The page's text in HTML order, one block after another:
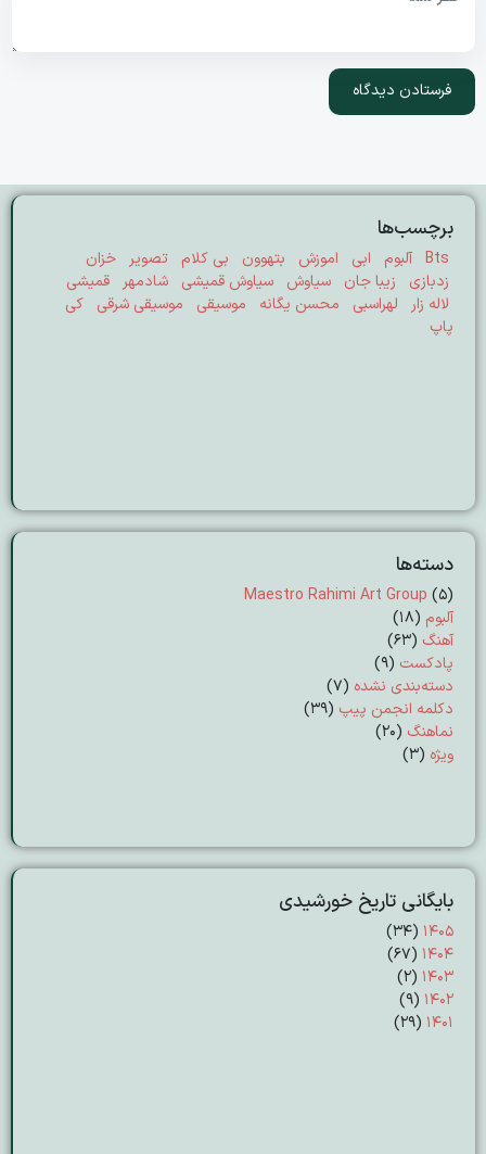
برچسب‌ها
Bts آلبوم ابی اموزش بتهوون بی کلام تصویر
خزان
زدبازی
زیبا جان سیاوش سیاوش قمیشی شادمهر
قمیشی
لاله زار
لهراسبی محسن یگانه موسیقی موسیقی شرقی
کی
پاپ
دسته‌ها
Maestro Rahimi Art Group (5)
آلبوم (18)
آهنگ (63)
پادکست (9)
دسته‌بندی نشده (7)
دکلمه انجمن پیپ (39)
نماهنگ (20)
ویژه (3)
بایگانی تاریخ خورشیدی
۱۴۰۵ (۳۴)
۱۴۰۴ (۶۷)
۱۴۰۳ (۲)
۱۴۰۲ (۹)
۱۴۰۱ (۲۹)